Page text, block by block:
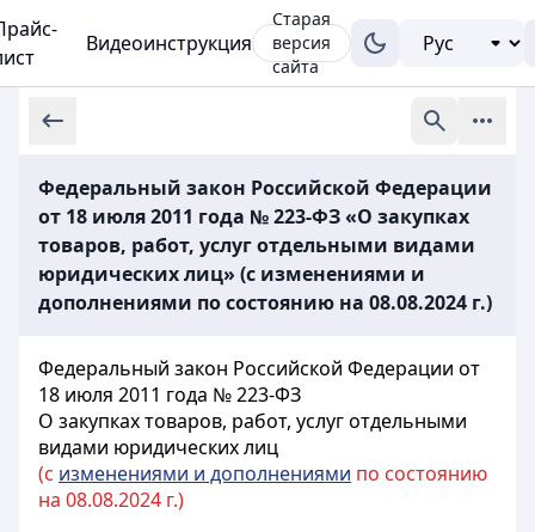
Видеоинструкция
Старая
версия
сайта
Федеральный закон Российской Федерации
от 18 июля 2011 года № 223-ФЗ «О закупках
товаров, работ, услуг отдельными видами
юридических лиц» (с изменениями и
дополнениями по состоянию на 08.08.2024 г.)
Федеральный закон Российской Федерации от
18 июля 2011 года № 223-ФЗ
О закупках товаров, работ, услуг отдельными
видами юридических лиц
(с изменениями и дополнениями по состоянию
на 08.08.2024 г.)